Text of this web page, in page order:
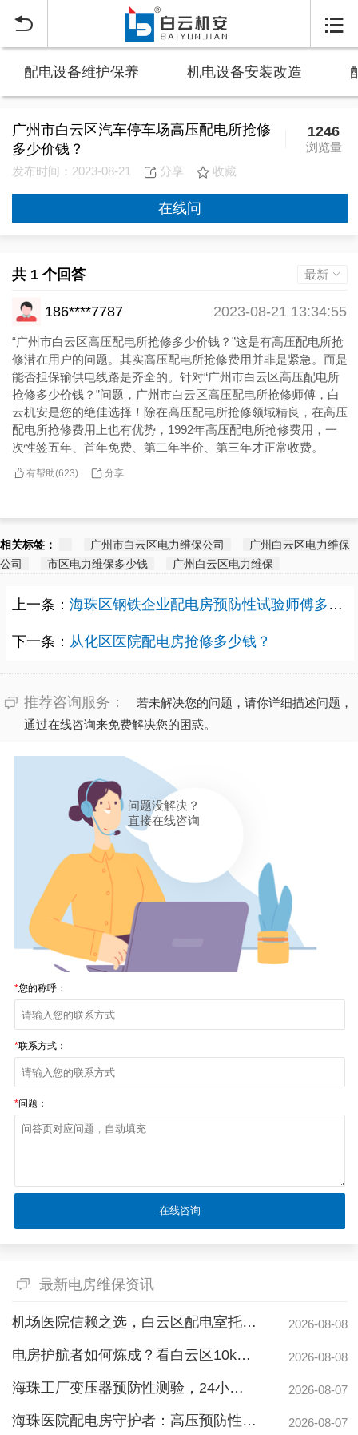
 
配电设备维护保养 机电设备安装改造
广州市白云区汽车停车场高压配电所抢修
多少价钱？
1246
浏览量
发布时间：2023-08-21
分享 收藏
在线问
共 1 个回答 最新
186****7787 2023-08-21 13:34:55
“广州市白云区高压配电所抢修多少价钱？”这是有高压配电所抢
修潜在用户的问题。其实高压配电所抢修费用并非是紧急。而是
能否担保输供电线路是齐全的。针对“广州市白云区高压配电所
抢修多少价钱？”问题，广州市白云区高压配电所抢修师傅，白
云机安是您的绝佳选择！除在高压配电所抢修领域精良，在高压
配电所抢修费用上也有优势，1992年高压配电所抢修费用，一
次性签五年、首年免费、第二年半价、第三年才正常收费。
有帮助(623) 分享
相关标签： 广州市白云区电力维保公司
广州白云区电力维保
公司
市区电力维保多少钱 广州白云区电力维保
上一条： 海珠区钢铁企业配电房预防性试验师傅多少报价？
下一条： 从化区医院配电房抢修多少钱？
推荐咨询服务：
若未解决您的问题，请你详细描述问题，
通过在线咨询来免费解决您的困惑。
问题没解决？
直接在线咨询
*您的称呼：
*联系方式：
*问题：
最新电房维保资讯
机场医院信赖之选，白云区配电室托管公司护航高频稳定用电 2026-08-08
电房护航者如何炼成？看白云区10kv配电房维保公司如何守护商业园区与地标脉搏 2026-08-08
海珠工厂变压器预防性测验，24小时生产不断电的守护神 2026-08-07
海珠医院配电房守护者：高压预防性试验如何规避呼吸机停摆风险 2026-08-07